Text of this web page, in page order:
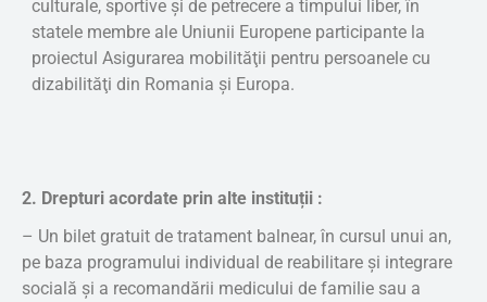
culturale, sportive şi de petrecere a timpului liber, în
statele membre ale Uniunii Europene participante la
proiectul Asigurarea mobilităţii pentru persoanele cu
dizabilităţi din Romania şi Europa.
2. Drepturi acordate prin alte instituții :
– Un bilet gratuit de tratament balnear, în cursul unui an,
pe baza programului individual de reabilitare şi integrare
socială şi a recomandării medicului de familie sau a